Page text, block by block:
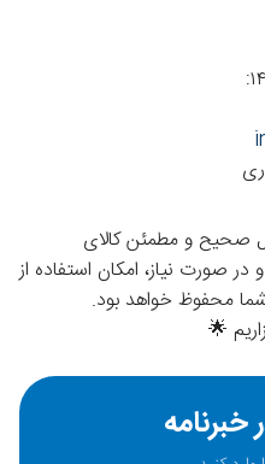
صحیح و مطمئن کالای
صورت نیاز، امکان استفاده از
محفوظ خواهد بود.